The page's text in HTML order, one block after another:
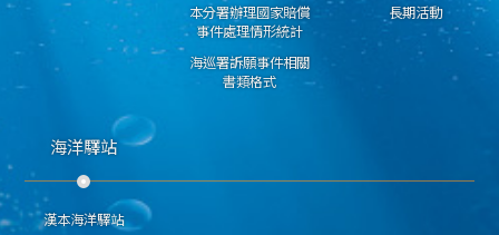
本分署辦理國家賠償
事件處理情形統計
海巡署訴願事件相關
書類格式
長期活動
海洋驛站
漢本海洋驛站